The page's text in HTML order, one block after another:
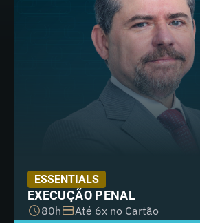
ESSENTIALS
EXECUÇÃO PENAL
80h Até 6x no Cartão